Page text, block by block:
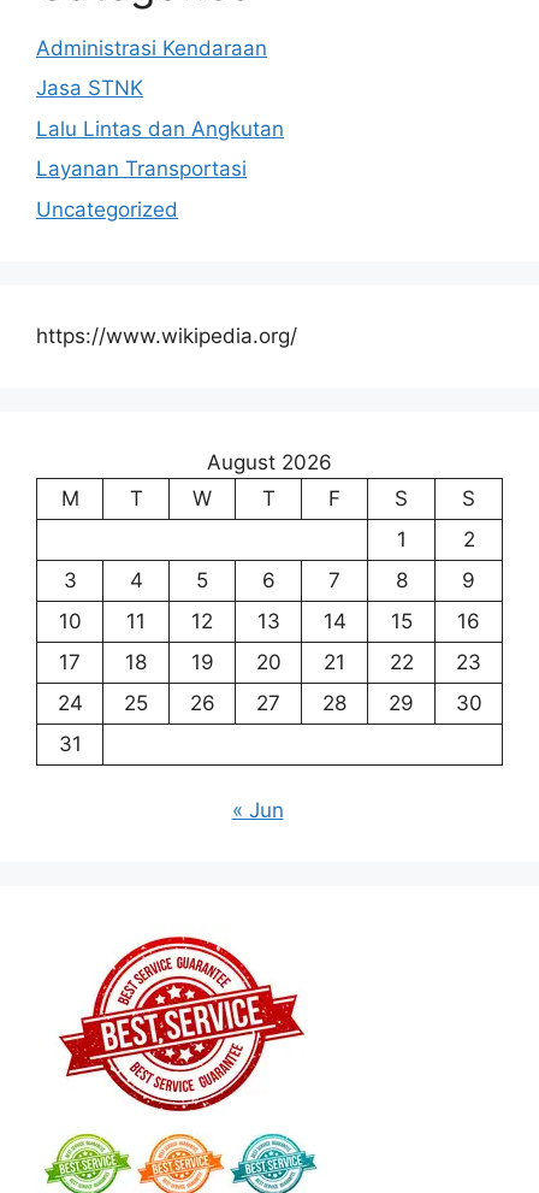
Administrasi Kendaraan
Jasa STNK
Lalu Lintas dan Angkutan
Layanan Transportasi
Uncategorized
https://www.wikipedia.org/
August 2026
M
T W T F S
S
1
2
3
4 5 6 7 8
9
10
11 12 13 14 15
16
17
18 19 20 21 22
23
24
25 26 27 28 29
30
31
« Jun